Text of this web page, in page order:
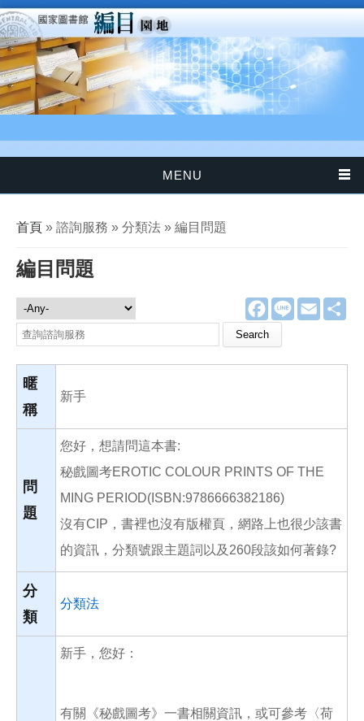
移至主內容
MENU
您在這裡
首頁 » 諮詢服務 » 分類法 » 編目問題
編目問題
F
a
e
o
L
E
m
諮詢服務
Search this site
暱
稱
新手
問
題
您好，想請問這本書:
秘戲圖考EROTIC COLOUR PRINTS OF THE
MING PERIOD(ISBN:9786666382186)
沒有CIP，書裡也沒有版權頁，網路上也很少該書
的資訊，分類號跟主題詞以及260段該如何著錄?
分
類
分類法
新手，您好：
有關《秘戲圖考》一書相關資訊，或可參考〈荷